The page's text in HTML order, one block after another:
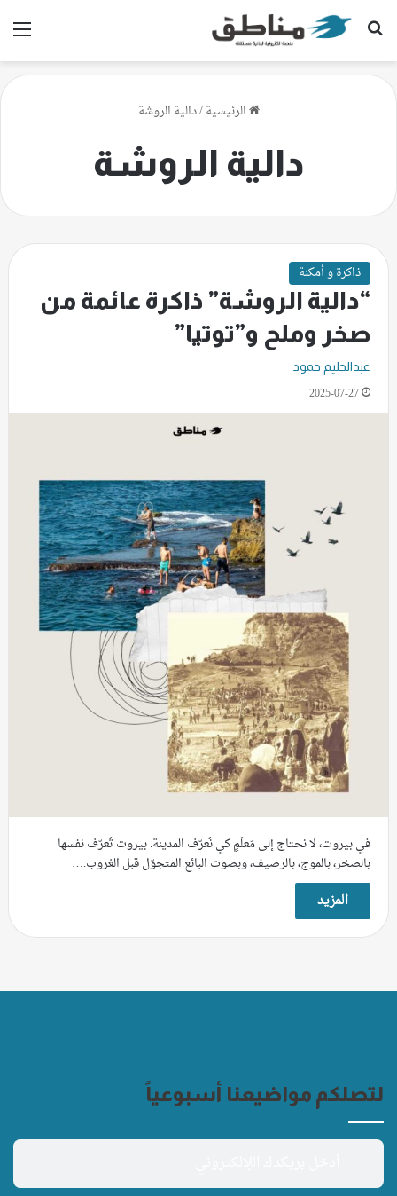
بحث عن
الرئيسية/دالية الروشة
دالية الروشة
ذاكرة و أمكنة
“دالية الروشة” ذاكرة عائمة من
صخر وملح و”توتيا”
عبدالحليم حمود
2025-07-27
في بيروت، لا نحتاج إلى مَعلَمٍ كي نُعرّف المدينة. بيروت تُعرّف نفسها
بالصخر، بالموج، بالرصيف، وبصوت البائع المتجوّل قبل الغروب.…
المزيد
لتصلكم مواضيعنا أسبوعياً